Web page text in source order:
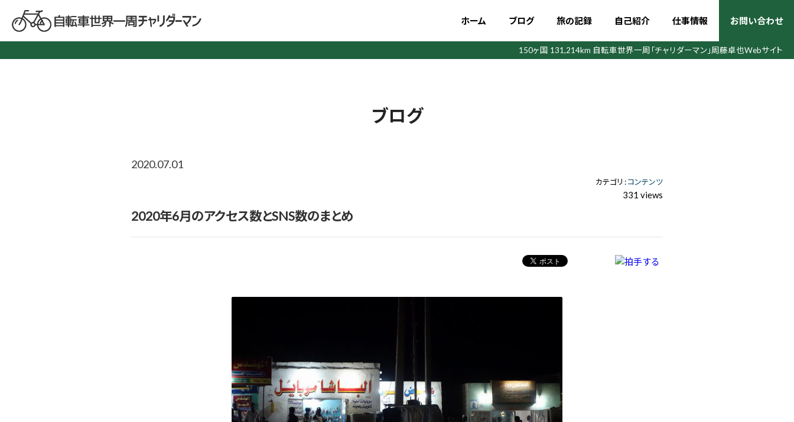
ホーム ブログ 旅の記録 自己紹介 仕事情報 お問い合わせ
150ヶ国 131,214km 自転車世界一周 「チャリダーマン」周藤卓也Webサイト
ブログ
2020.07.01
カテゴリ :コンテンツ
331 views
2020年6月のアクセス数とSNS数のまとめ